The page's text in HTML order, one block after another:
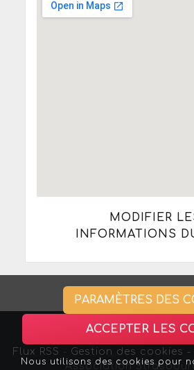
MODIFIER
INFORMATIONS
Flux RSS Gestion des cookies -
Association
PARAMÈTRES DES
ACCEPTER LES
Nous utilisons des cookies pour